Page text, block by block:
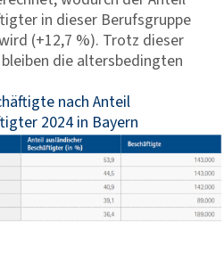
in dieser Berufsgruppe
(+12,7 %). Trotz dieser
die altersbedingten
nach Anteil
2024 in Bayern